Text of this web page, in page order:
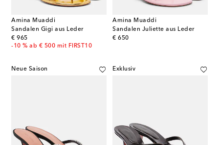
Amina Muaddi
Sandalen Gigi aus Leder
€ 965
original price
-10 % ab € 500 mit FIRST10
Amina Muaddi
Sandalen Juliette aus Leder
€ 650
original price
Neue Saison Exklusiv